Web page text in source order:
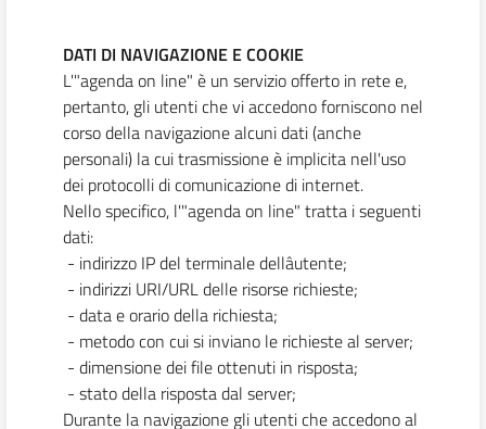
DATI DI NAVIGAZIONE E COOKIE
L'"agenda on line" è un servizio offerto in rete e,
pertanto, gli utenti che vi accedono forniscono nel
corso della navigazione alcuni dati (anche
personali) la cui trasmissione è implicita nell'uso
dei protocolli di comunicazione di internet.
Nello specifico, l'"agenda on line" tratta i seguenti
dati:
- indirizzo IP del terminale dellâutente;
- indirizzi URI/URL delle risorse richieste;
- data e orario della richiesta;
- metodo con cui si inviano le richieste al server;
- dimensione dei file ottenuti in risposta;
- stato della risposta dal server;
Durante la navigazione gli utenti che accedono al